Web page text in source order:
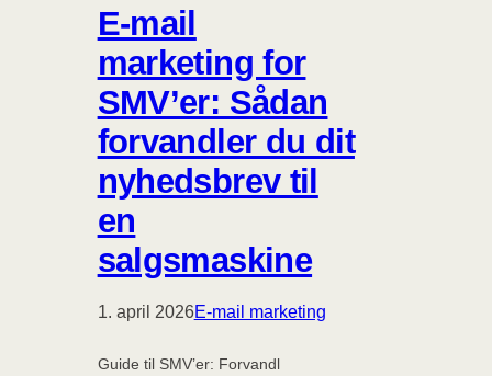
E-mail
marketing for
SMV’er: Sådan
forvandler du dit
nyhedsbrev til
en
salgsmaskine
1. april 2026E-mail marketing
Guide til SMV’er: Forvandl